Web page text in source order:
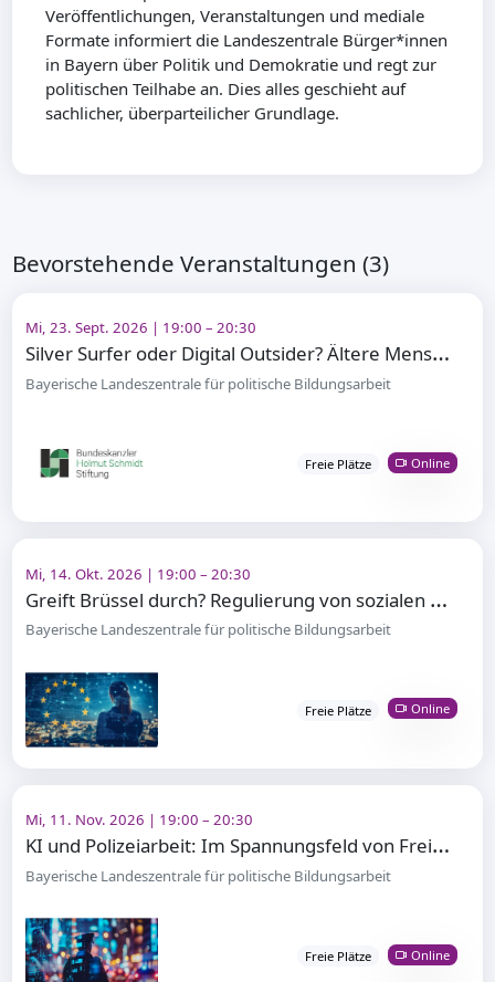
Veröffentlichungen, Veranstaltungen und mediale
Formate informiert die Landeszentrale Bürger*innen
in Bayern über Politik und Demokratie und regt zur
politischen Teilhabe an. Dies alles geschieht auf
sachlicher, überparteilicher Grundlage.
Bevorstehende Veranstaltungen (3)
Mi, 23. Sept. 2026 | 19:00 – 20:30
S
ilver Surfer oder Digital Outsider? Ältere Menschen und digitale Teilhabe
Bayerische Landeszentrale für politische Bildungsarbeit
Freie Plätze Online
Mi, 14. Okt. 2026 | 19:00 – 20:30
G
reift Brüssel durch? Regulierung von sozialen Medien in der EU
Bayerische Landeszentrale für politische Bildungsarbeit
Freie Plätze Online
Mi, 11. Nov. 2026 | 19:00 – 20:30
K
I und Polizeiarbeit: Im Spannungsfeld von Freiheit und Sicherheit
Bayerische Landeszentrale für politische Bildungsarbeit
Freie Plätze Online